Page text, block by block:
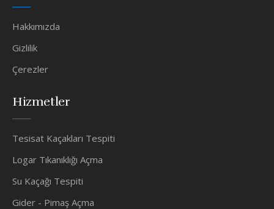
Hakkımızda
Gizlilik
Çerezler
Hizmetler
Tesisat Kaçakları Tespiti
Logar Tıkanıklığı Açma
Su Kaçağı Tespiti
Gider - Pimaş Açma